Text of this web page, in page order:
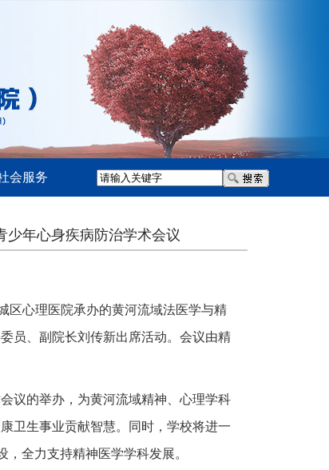
会服务
少年心身疾病防治学术会议
区心理医院承办的黄河流域法医学与精
员、副院长刘传新出席活动。会议由精
议的举办，为黄河流域精神、心理学科
卫生事业贡献智慧。同时，学校将进一
全力支持精神医学学科发展。